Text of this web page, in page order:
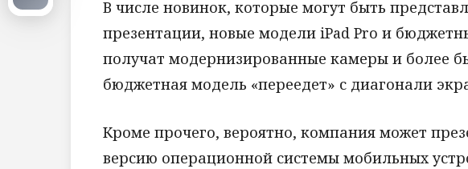
В числе новинок, которые могут быть
презентации, новые модели iPad Pro и
получат модернизированные камеры и более
бюджетная модель «переедет» с диагонали
Кроме прочего, вероятно, компания может
версию операционной системы мобильных